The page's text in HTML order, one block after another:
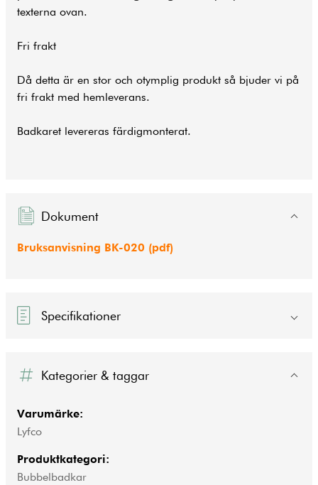
texterna ovan.
Fri frakt
Då detta är en stor och otymplig produkt så bjuder vi på
fri frakt med hemleverans.
Badkaret levereras färdigmonterat.
Dokument
Bruksanvisning BK-020 (pdf)
Specifikationer
Kategorier & taggar
Varumärke:
Lyfco
Produktkategori:
Bubbelbadkar